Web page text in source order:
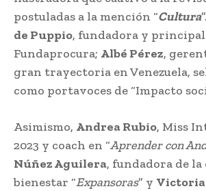
postuladas a la mención “Cultura”.
de Puppio, fundadora y
Fundaprocura; Albé Pérez,
gran trayectoria en Venezuela,
como portavoces de “Impacto
Asimismo, Andrea Rubio, Miss
2023 y coach en “Aprender con
Núñez Aguilera, fundadora de
bienestar “Expansoras” y